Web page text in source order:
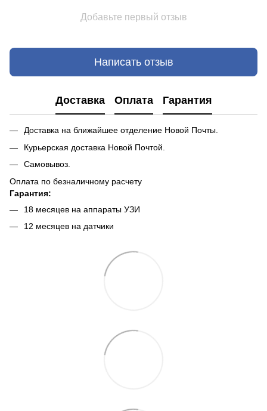
Добавьте первый отзыв
Написать отзыв
Доставка Оплата Гарантия
Доставка на ближайшее отделение Новой Почты.
Курьерская доставка Новой Почтой.
Самовывоз.
Оплата по безналичному расчету
Гарантия:
18 месяцев на аппараты УЗИ
12 месяцев на датчики